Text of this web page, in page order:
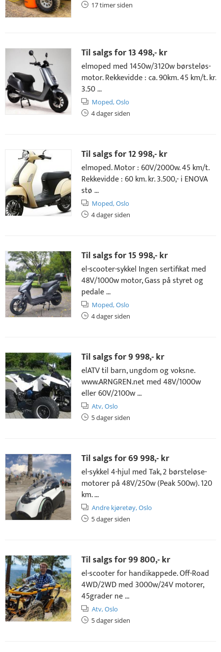
17 timer siden
Til salgs for13 498,- kr
elmoped med 1450w/3120w børsteløs-
motor. Rekkevidde : ca. 90km. 45 km/t. kr.
3.50 ...
Moped,Oslo
4 dager siden
Til salgs for12 998,- kr
elmoped. Motor : 60V/2000w. 45 km/t.
Rekkevidde : 60 km. kr. 3.500,- i ENOVA
stø ...
Moped,Oslo
4 dager siden
Til salgs for15 998,- kr
el-scooter-sykkel Ingen sertifikat med
48V/1000w motor, Gass på styret og
pedale ...
Moped,Oslo
4 dager siden
Til salgs for9 998,- kr
elATV til barn, ungdom og voksne.
www.ARNGREN.net med 48V/1000w
eller 60V/2100w ...
Atv,Oslo
5 dager siden
Til salgs for69 998,- kr
el-sykkel 4-hjul med Tak, 2 børsteløse-
motorer på 48V/250w (Peak 500w). 120
km. ...
Andre kjøretøy,Oslo
5 dager siden
Til salgs for99 800,- kr
el-scooter for handikappede. Off-Road
4WD/2WD med 3000w/24V motorer,
45grader ne ...
Atv,Oslo
5 dager siden